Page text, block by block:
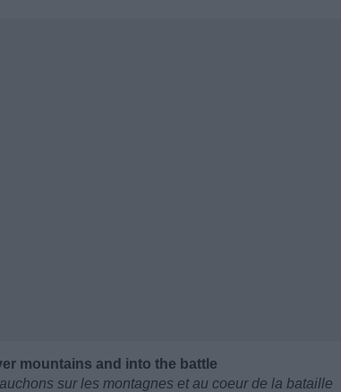
mountains and into the battle
sur les montagnes et au coeur de la bataille